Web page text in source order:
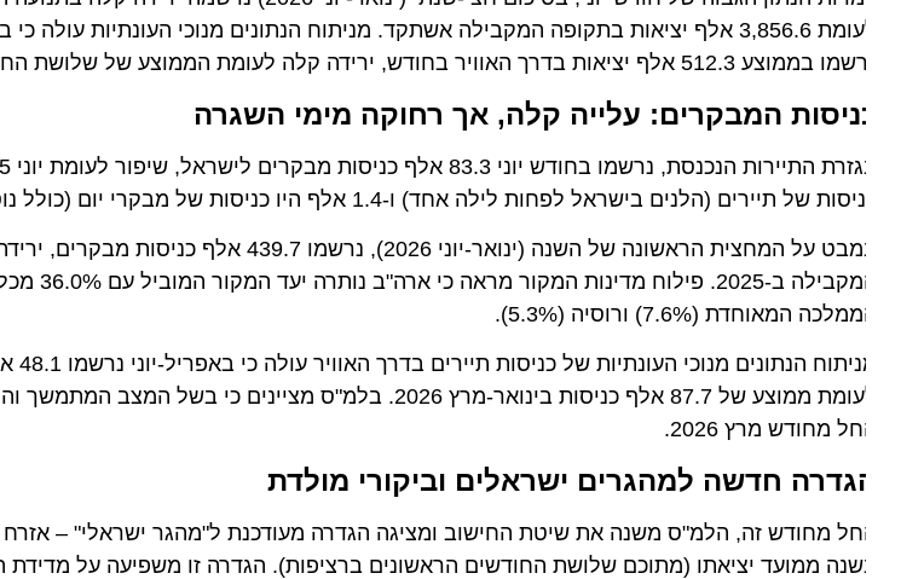
לעומת 3,856.6 אלף יציאות בתקופה המקבילה אשתקד. מניתוח הנתונים מנוכי העונתיות עולה כי
512.3 אלף יציאות בדרך האוויר בחודש, ירידה קלה לעומת הממוצע של שלושת החודשים שקדמו להם (528.4 אלף).
המבקרים: עלייה קלה, אך רחוקה מימי השגרה
של תיירים (הלנים בישראל לפחות לילה אחד) ו-1.4 אלף היו כניסות של מבקרי יום (כולל נוסעים באוניות שייט חופים).
המאוחדת (7.6%) ורוסיה (5.3%).
מניתוח הנתונים
לעומת ממוצע של 87.7 אלף כניסות בינואר-מרץ 2026. בלמ"ס מציינים כי
מחודש מרץ 2026.
חדשה למהגרים ישראלים וביקורי מולדת
ממועד יציאתו (מתוכם שלושת החודשים הראשונים ברציפות). הגדרה זו משפיעה על מדידת